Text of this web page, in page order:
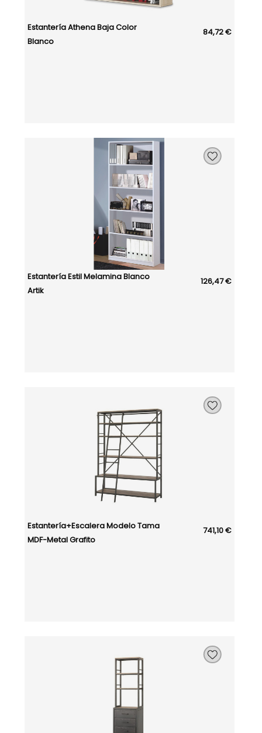
Estantería Athena Baja Color
Blanco
84,72 €
Estantería Estil Melamina Blanco
Artik
126,47 €
Estantería+Escalera Modelo Tama
MDF-Metal Grafito
741,10 €